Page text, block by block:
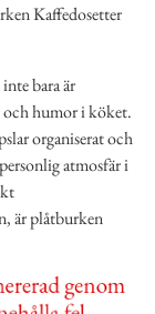
Kaffedosetter
bara är
humor i köket.
organiserat och
atmosfär i
är plåtburken